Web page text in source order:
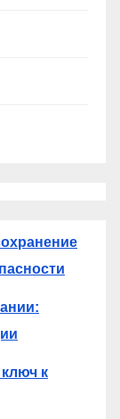
к